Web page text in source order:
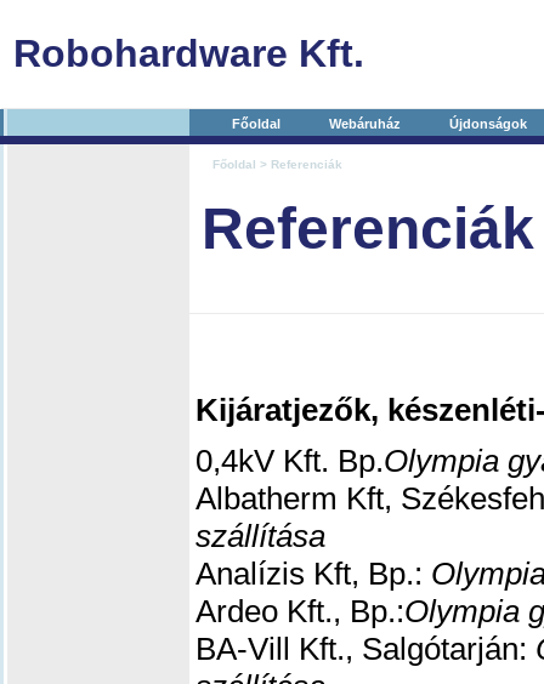
Robohardware Kft.
Főoldal Webáruház Újdonságok
Főoldal > Referenciák
Referenciák
Kijáratjezők,
0,4kV Kft. Bp.Olympia
Albatherm Kft,
szállítása
Analízis Kft, Bp.:
Ardeo Kft., Bp.:Olympia
BA-Vill Kft., Salgótarján: